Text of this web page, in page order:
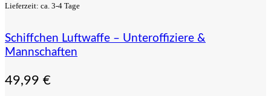
Lieferzeit: ca. 3-4 Tage
Schiffchen Luftwaffe – Unteroffiziere &
Mannschaften
49,99 €